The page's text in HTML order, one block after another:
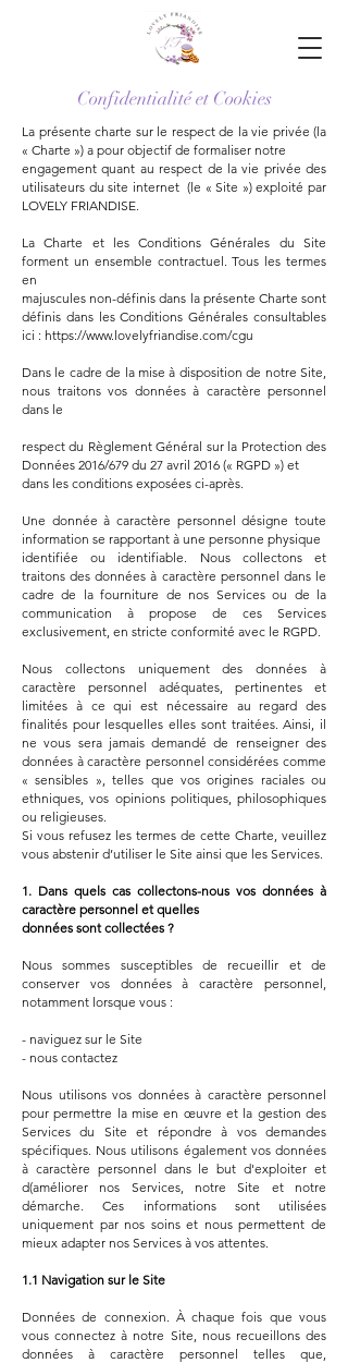
Confidentialité et Cookies
La présente charte sur le respect de la vie privée (la
« Charte ») a pour objectif de formaliser notre
engagement quant au respect de la vie privée des
utilisateurs du site internet (le « Site ») exploité par
LOVELY FRIANDISE.
La Charte et les Conditions Générales du Site
forment un ensemble contractuel. Tous les termes
en
majuscules non-définis dans la présente Charte sont
définis dans les Conditions Générales consultables
ici : https://www.lovelyfriandise.com/cgu
Dans le cadre de la mise à disposition de notre Site,
nous traitons vos données à caractère personnel
dans le
respect du Règlement Général sur la Protection des
Données 2016/679 du 27 avril 2016 (« RGPD ») et
dans les conditions exposées ci-après.
Une donnée à caractère personnel désigne toute
information se rapportant à une personne physique
identifiée ou identifiable. Nous collectons et
traitons des données à caractère personnel dans le
cadre de la fourniture de nos Services ou de la
communication à propose de ces Services
exclusivement, en stricte conformité avec le RGPD.
Nous collectons uniquement des données à
caractère personnel adéquates, pertinentes et
limitées à ce qui est nécessaire au regard des
finalités pour lesquelles elles sont traitées. Ainsi, il
ne vous sera jamais demandé de renseigner des
données à caractère personnel considérées comme
« sensibles », telles que vos origines raciales ou
ethniques, vos opinions politiques, philosophiques
ou religieuses.
Si vous refusez les termes de cette Charte, veuillez
vous abstenir d’utiliser le Site ainsi que les Services.
1. Dans quels cas collectons-nous vos données à
caractère personnel et quelles
données sont collectées ?
​Nous sommes susceptibles de recueillir et de
conserver vos données à caractère personnel,
notamment lorsque vous :
- naviguez sur le Site
- nous contactez
Nous utilisons vos données à caractère personnel
pour permettre la mise en œuvre et la gestion des
Services du Site et répondre à vos demandes
spécifiques. Nous utilisons également vos données
à caractère personnel dans le but d'exploiter et
d(améliorer nos Services, notre Site et notre
démarche. Ces informations sont utilisées
uniquement par nos soins et nous permettent de
mieux adapter nos Services à vos attentes.
1.1 Navigation sur le Site
Données de connexion. À chaque fois que vous
vous connectez à notre Site, nous recueillons des
données à caractère personnel telles que,